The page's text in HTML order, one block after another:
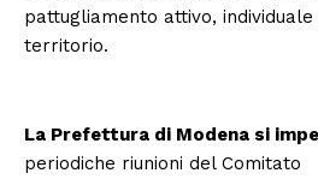
pattugliamento attivo,
territorio.
La Prefettura di Modena si
periodiche riunioni del Comitato